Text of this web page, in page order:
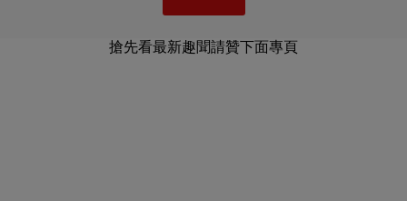
搶先看最新趣聞請贊下面專頁